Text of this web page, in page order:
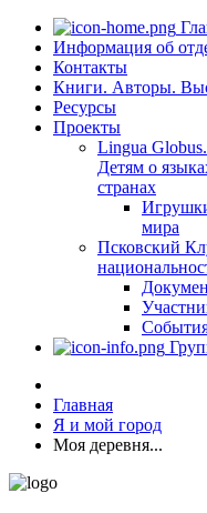
Информация об
Контакты
Книги. Авторы.
Ресурсы
Проекты
Lingua Globus.
Детям о
странах
мира
Псковский
Главная
Я и мой город
Моя деревня...